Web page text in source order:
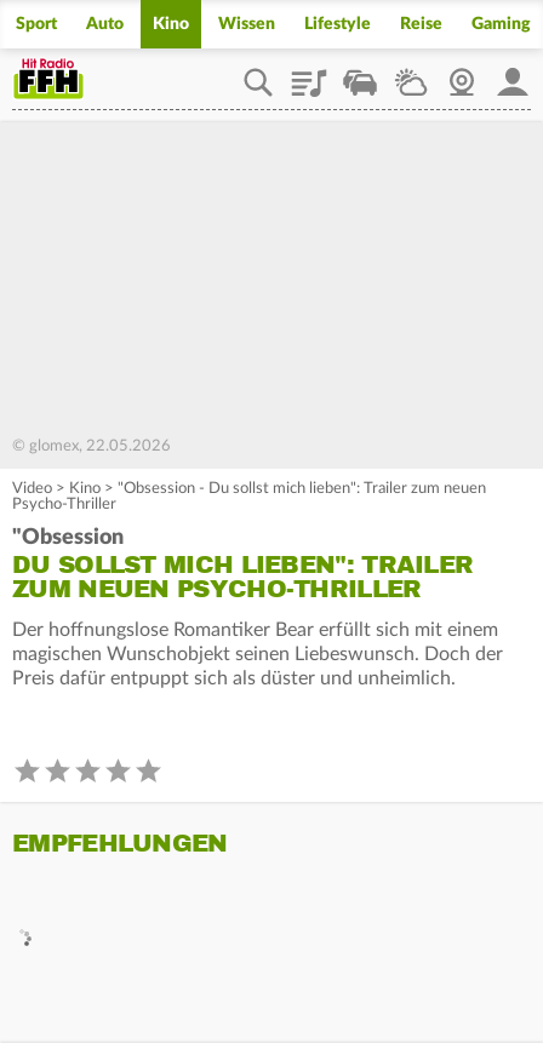
Sport Auto Kino Wissen Lifestyle Reise Gaming
PlaylistStaupilotWetterWebcam
© glomex, 22.05.2026
Video > Kino > "Obsession - Du sollst mich lieben": Trailer zum neuen
Psycho-Thriller
"Obsession
DU SOLLST MICH LIEBEN": TRAILER
ZUM NEUEN PSYCHO-THRILLER
Der hoffnungslose Romantiker Bear erfüllt sich mit einem
magischen Wunschobjekt seinen Liebeswunsch. Doch der
Preis dafür entpuppt sich als düster und unheimlich.
EMPFEHLUNGEN